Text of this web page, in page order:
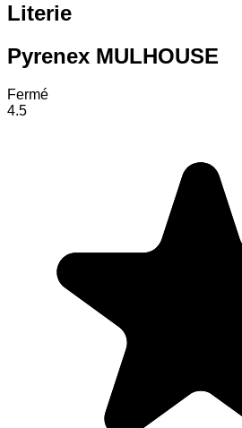
Literie
Pyrenex MULHOUSE
Fermé
4.5